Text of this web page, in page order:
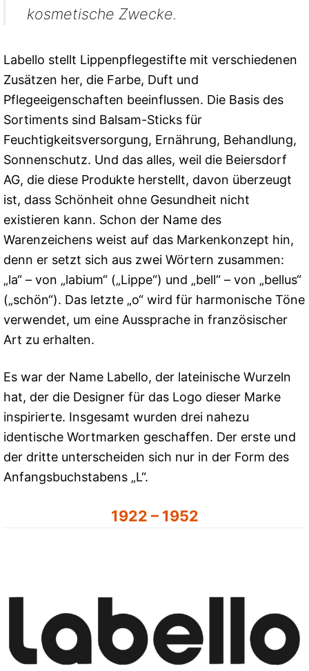
kosmetische Zwecke.
Labello stellt Lippenpflegestifte mit verschiedenen
Zusätzen her, die Farbe, Duft und
Pflegeeigenschaften beeinflussen. Die Basis des
Sortiments sind Balsam-Sticks für
Feuchtigkeitsversorgung, Ernährung, Behandlung,
Sonnenschutz. Und das alles, weil die Beiersdorf
AG, die diese Produkte herstellt, davon überzeugt
ist, dass Schönheit ohne Gesundheit nicht
existieren kann. Schon der Name des
Warenzeichens weist auf das Markenkonzept hin,
denn er setzt sich aus zwei Wörtern zusammen:
„la“ – von „labium“ („Lippe“) und „bell“ – von „bellus“
(„schön“). Das letzte „o“ wird für harmonische Töne
verwendet, um eine Aussprache in französischer
Art zu erhalten.
Es war der Name Labello, der lateinische Wurzeln
hat, der die Designer für das Logo dieser Marke
inspirierte. Insgesamt wurden drei nahezu
identische Wortmarken geschaffen. Der erste und
der dritte unterscheiden sich nur in der Form des
Anfangsbuchstabens „L“.
1922 – 1952